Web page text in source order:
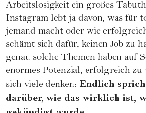
Arbeitslosigkeit ein großes
Instagram lebt ja davon, was für
jemand macht oder wie
schämt sich dafür, keinen Job zu
genau solche Themen haben auf
enormes Potenzial, erfolgreich zu
sich viele denken: Endlich
darüber, wie das wirklich ist,